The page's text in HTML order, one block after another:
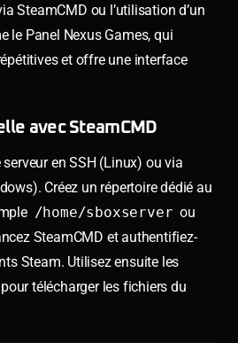
SteamCMD ou l’utilisation d’un
le Panel Nexus Games, qui
et offre une interface
avec SteamCMD
en SSH (Linux) ou via
Créez un répertoire dédié au
/home/sboxserver ou
SteamCMD et authentifiez-
Steam. Utilisez ensuite les
télécharger les fichiers du